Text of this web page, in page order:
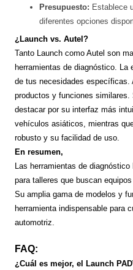
Presupuesto: Establece
diferentes opciones
¿Launch vs. Autel?
Tanto Launch como Autel son
herramientas de diagnóstico. La
de tus necesidades específicas.
productos y funciones similares.
destacar por su interfaz más
vehículos asiáticos, mientras
robusto y su facilidad de uso.
En resumen,
Las herramientas de
para talleres que buscan
Su amplia gama de modelos y
herramienta indispensable para
automotriz.
FAQ:
¿Cuál es mejor, el Launch